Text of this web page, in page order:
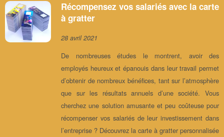
Récompensez vos salariés avec la carte
à gratter
28 avril 2021
De nombreuses études le montrent, avoir des
employés heureux et épanouis dans leur travail permet
d’obtenir de nombreux bénéfices, tant sur l’atmosphère
que sur les résultats annuels d’une société. Vous
cherchez une solution amusante et peu coûteuse pour
récompenser vos salariés de leur investissement dans
l’entreprise ? Découvrez la carte à gratter personnalisée